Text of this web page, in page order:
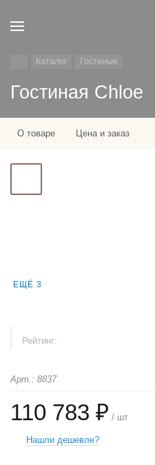
Каталог Гостиные
Гостиная Chloe
О товаре Цена и заказ
ЕЩЁ 3
Рейтинг:
Арт.: 8837
110 783 ₽ / шт
Нашли дешевле?